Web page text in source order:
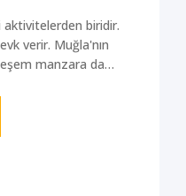
biridir.
verir. Muğla'nın
manzara da
yatlar içinde
keyifli saatler
her türlü eğlence